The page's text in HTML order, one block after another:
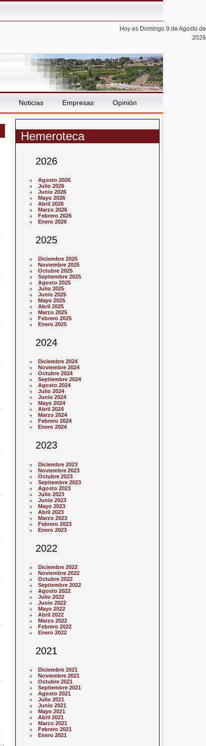
Hoy es Domingo 9 de Agosto de
2026
Noticias Empresas Opinión
Hemeroteca
2026
Agosto 2026
Julio 2026
Junio 2026
Mayo 2026
Abril 2026
Marzo 2026
Febrero 2026
Enero 2026
2025
Diciembre 2025
Noviembre 2025
Octubre 2025
Septiembre 2025
Agosto 2025
Julio 2025
Junio 2025
Mayo 2025
Abril 2025
Marzo 2025
Febrero 2025
Enero 2025
2024
Diciembre 2024
Noviembre 2024
Octubre 2024
Septiembre 2024
Agosto 2024
Julio 2024
Junio 2024
Mayo 2024
Abril 2024
Marzo 2024
Febrero 2024
Enero 2024
2023
Diciembre 2023
Noviembre 2023
Octubre 2023
Septiembre 2023
Agosto 2023
Julio 2023
Junio 2023
Mayo 2023
Abril 2023
Marzo 2023
Febrero 2023
Enero 2023
2022
Diciembre 2022
Noviembre 2022
Octubre 2022
Septiembre 2022
Agosto 2022
Julio 2022
Junio 2022
Mayo 2022
Abril 2022
Marzo 2022
Febrero 2022
Enero 2022
2021
Diciembre 2021
Noviembre 2021
Octubre 2021
Septiembre 2021
Agosto 2021
Julio 2021
Junio 2021
Mayo 2021
Abril 2021
Marzo 2021
Febrero 2021
Enero 2021